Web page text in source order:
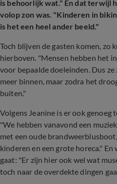
is behoorlijk wat." En dat terwijl
volop zon was. "Kinderen in
is het een heel ander beeld."
Toch blijven de gasten komen, zo
hierboven. "Mensen hebben het
voor bepaalde doeleinden. Dus
meer binnen, maar zodra het
buiten."
Volgens Jeanine is er ook genoeg
"We hebben vanavond een
met een oude
kinderen en een grote horeca."
gaat: "Er zijn hier ook wel wat
toch naar de overdekte dingen